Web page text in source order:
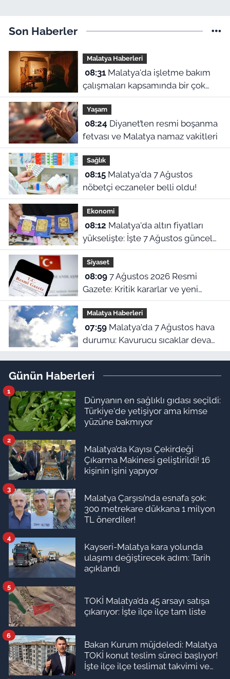
Son Haberler
Malatya Haberleri
08:31Malatya'da işletme bakım
çalışmaları kapsamında bir çok
ilçede planlı elektrik kesintileri
uygulanacak. Kesintilerin yap
Yaşam
08:24
fetvası ve Malatya namaz vakitleri
Sağlık
08:15Malatya'da 7 Ağustos
nöbetçi eczaneler belli oldu!
Ekonomi
08:12
yükselişte: İşte 7 Ağustos güncel
piyasa ekranı!
Siyaset
08:097 Ağustos 2026 Resmi
Gazete: Kritik kararlar ve yeni
yönetmelikler yürürlükte
Malatya Haberleri
07:59Malatya'da 7 Ağustos hava
durumu: Kavurucu sıcaklar devam
ediyor!
Günün Haberleri
Dünyanın en sağlıklı gıdası seçildi:
Türkiye'de yetişiyor ama kimse
yüzüne bakmıyor
1
Malatya’da Kayısı Çekirdeği
Çıkarma Makinesi geliştirildi! 16
kişinin işini yapıyor
2
Malatya Çarşısı’nda esnafa şok:
300 metrekare dükkana 1 milyon
TL önerdiler!
3
Kayseri-Malatya kara yolunda
ulaşımı değiştirecek adım: Tarih
açıklandı
4
TOKİ Malatya’da 45 arsayı satışa
çıkarıyor: İşte ilçe ilçe tam liste
5
Bakan Kurum müjdeledi: Malatya
TOKİ konut teslim süreci başlıyor!
İşte ilçe ilçe teslimat takvimi ve
6